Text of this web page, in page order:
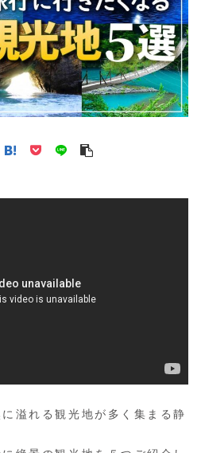
溢れる観光地が多く集まる静